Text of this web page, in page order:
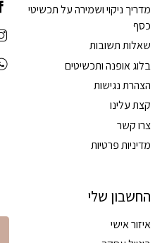
מדריך ניקוי ושמירה על תכשיטי
כסף
שאלות תשובות
בלוג אופנה ותכשיטים
הצהרת נגישות
קצת עלינו
צרו קשר
מדיניות פרטיות
החשבון שלי
איזור אישי